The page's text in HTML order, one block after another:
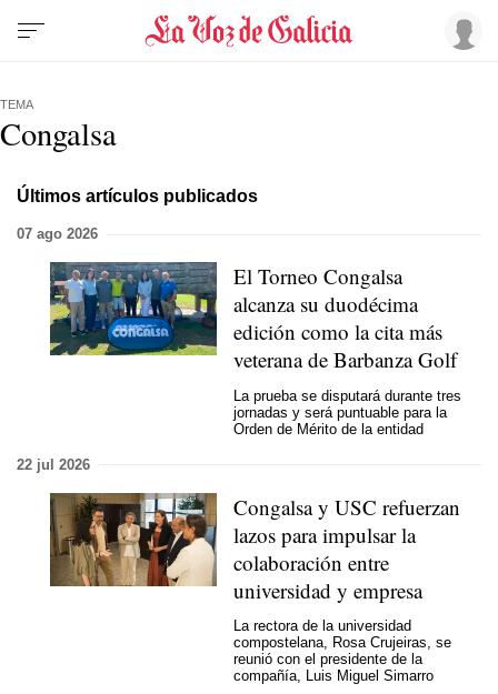
TEMA
Congalsa
Últimos artículos publicados
07 ago 2026
El Torneo Congalsa
alcanza su duodécima
edición como la cita más
veterana de Barbanza Golf
La prueba se disputará durante tres
jornadas y será puntuable para la
Orden de Mérito de la entidad
22 jul 2026
Congalsa y USC refuerzan
lazos para impulsar la
colaboración entre
universidad y empresa
La rectora de la universidad
compostelana, Rosa Crujeiras, se
reunió con el presidente de la
compañía, Luis Miguel Simarro